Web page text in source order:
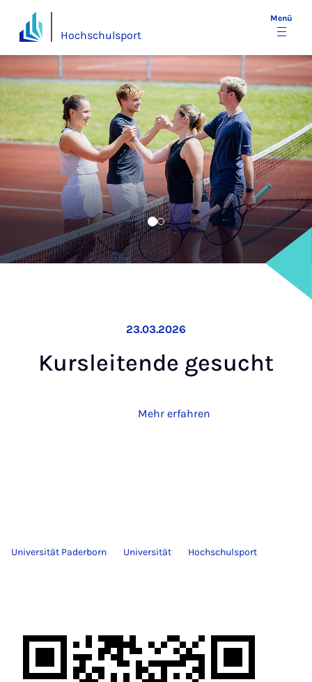
Hochschulsport
Menü
23.03.2026
Kurs­lei­ten­de ge­sucht
Mehr erfahren
Universität Paderborn Universität Hochschulsport